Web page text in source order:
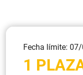
Fecha límite:
1